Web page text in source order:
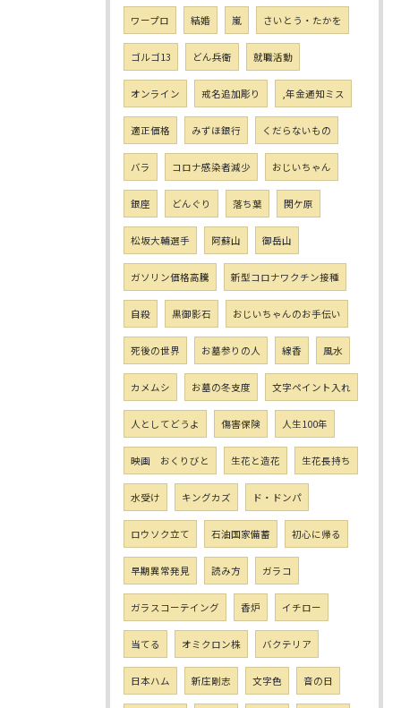
ワープロ 結婚 嵐 さいとう・たかを
ゴルゴ13 どん兵衛 就職活動
オンライン 戒名追加彫り ,年金通知ミス
適正価格 みずほ銀行 くだらないもの
バラ コロナ感染者減少 おじいちゃん
銀座 どんぐり 落ち葉 関ケ原
松坂大輔選手 阿蘇山 御岳山
ガソリン価格高騰 新型コロナワクチン接種
自殺 黒御影石 おじいちゃんのお手伝い
死後の世界 お墓参りの人 線香 風水
カメムシ お墓の冬支度 文字ペイント入れ
人としてどうよ 傷害保険 人生100年
映画 おくりびと 生花と造花 生花長持ち
水受け キングカズ ド・ドンパ
ロウソク立て 石油国家備蓄 初心に帰る
早期異常発見 読み方 ガラコ
ガラスコーテイング 香炉 イチロー
当てる オミクロン株 バクテリア
日本ハム 新庄剛志 文字色 音の日